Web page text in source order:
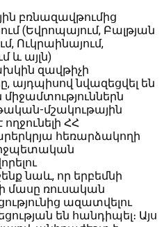
բռնազավթումից
(Եվրոպայում, Բալթյան
Ուկրաինայում,
և այլն)
զավթիչի
այդպիսով նվազեցվել են
մշակութային
ՀՀ
հեռարձակողի
նաև, որ երբեմնի
մասը ռուսական
ազատվելու
են հանդիպել։ Այս